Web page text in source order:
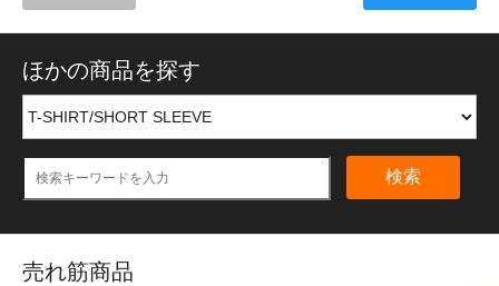
ほかの商品を探す
検索
売れ筋商品